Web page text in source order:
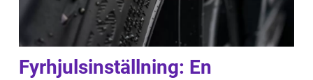
Fyrhjulsinställning: En